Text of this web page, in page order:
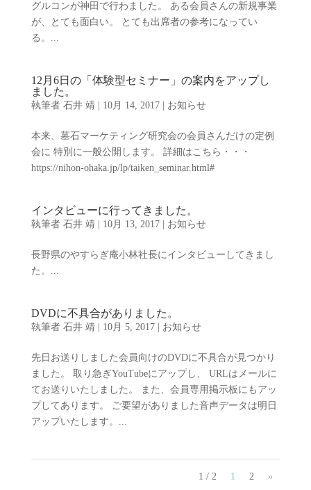
グルコンが神田で行わました。 ある会員さんの新規事業
が、とても面白い。 とても出席者の参考になってい
る。...
12月6日の「体験型セミナー」の案内をアップし
ました。
執筆者 石井 靖| 10月 14, 2017| お知らせ
本来、墓石マーケティング研究会の会員さんだけの定例
会に 特別に一般公開します。 詳細はこちら・・・
https://nihon-ohaka.jp/lp/taiken_seminar.html#
インタビューに行ってきました。
執筆者 石井 靖| 10月 13, 2017| お知らせ
長野県のやすらぎ庵小林社長にインタビューしてきまし
た。...
DVDに不具合がありました。
執筆者 石井 靖| 10月 5, 2017| お知らせ
先日お送りしました会員向けのDVDに不具合が見つかり
ました。 取り急ぎYouTubeにアップし、 URLはメールに
てお送りいたしました。 また、会員専用掲示板にもアッ
プしてあります。 ご要望がありました音声データは明日
アップいたします。...
1 / 2 1 2 »